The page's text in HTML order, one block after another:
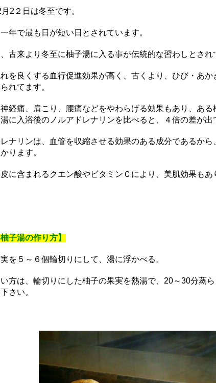
2２日は冬至です。
年で最も日が短い日とされています。
古来より冬至に柚子湯に入る事が伝統的な習わしとされ
を良くする血行促進効果が高く、古くより、ひび・あ
れてます。
経痛、肩こり、腰痛などをやわらげる効果もあり、あ
に入浴後のノルアドレナリンを比べると、４倍の差が出
レナリンは、血管を収縮させる効果のある成分であるか
ります。
に含まれるクエン酸やビタミンＣにより、美肌効果もあ
子湯の作り方】
を５～６個輪切りにして、湯に浮かべる。
方は、輪切りにした柚子の果実を熱湯で、20～30分蒸
さい。